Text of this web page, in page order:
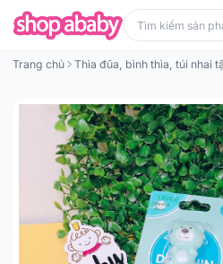
Trang chủ Thìa đũa, bình thìa, túi nhai